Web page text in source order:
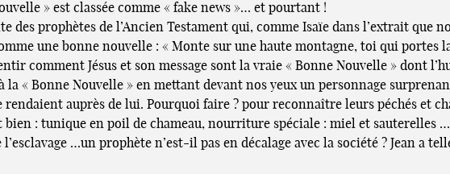
» est classée comme « fake news »… et pourtant !
des prophètes de l’Ancien Testament qui, comme Isaïe dans l’extrait que
une bonne nouvelle : « Monte sur une haute montagne, toi qui portes
comment Jésus et son message sont la vraie « Bonne Nouvelle » dont
« Bonne Nouvelle » en mettant devant nos yeux un personnage
rendaient auprès de lui. Pourquoi faire ? pour reconnaître leurs péchés et
: tunique en poil de chameau, nourriture spéciale : miel et sauterelles
…un prophète n’est-il pas en décalage avec la société ? Jean a